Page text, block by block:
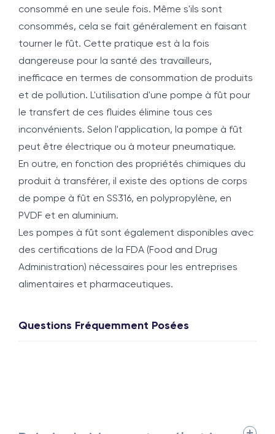
consommé en une seule fois. Même s'ils sont
consommés, cela se fait généralement en faisant
tourner le fût. Cette pratique est à la fois
dangereuse pour la santé des travailleurs,
inefficace en termes de consommation de produits
et de pollution. L'utilisation d'une pompe à fût pour
le transfert de ces fluides élimine tous ces
inconvénients. Selon l'application, la pompe à fût
peut être électrique ou à moteur pneumatique.
En outre, en fonction des propriétés chimiques du
produit à transférer, il existe des options de corps
de pompe à fût en SS316, en polypropylène, en
PVDF et en aluminium.
Les pompes à fût sont également disponibles avec
des certifications de la FDA (Food and Drug
Administration) nécessaires pour les entreprises
alimentaires et pharmaceutiques.
Questions Fréquemment Posées